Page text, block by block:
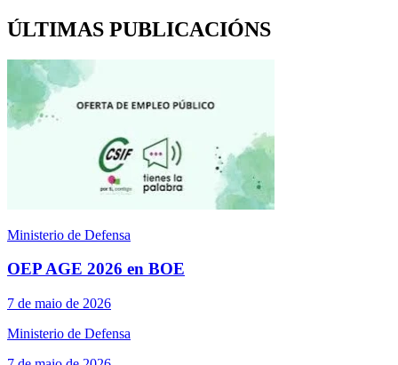
ÚLTIMAS PUBLICACIÓNS
Ministerio de Defensa
OEP AGE 2026 en BOE
7 de maio de 2026
Ministerio de Defensa